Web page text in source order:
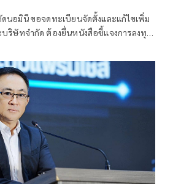
นอมินี ขอจดทะเบียนจัดตั้งและแก้ไขเพิ่ม
ริษัทจำกัด ต้องยื่นหนังสือชี้แจงการลงทุน